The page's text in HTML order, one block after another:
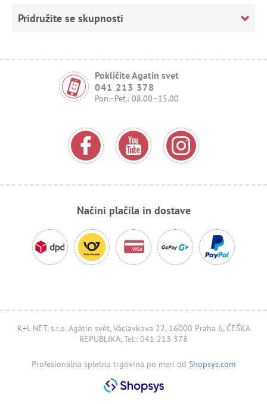
Pridružite se skupnosti
Pokličite Agatin svet
041 213 378
Pon.–Pet.: 08.00–15.00
Načini plačila in dostave
K+L NET, s.r.o. Agátin svět, Václavkova 22, 16000 Praha 6, ČEŠKA
REPUBLIKA, Tel.: 041 213 378
Profesionalna spletna trgovina po meri od Shopsys.com